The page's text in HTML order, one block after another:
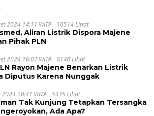
2024 14:11 WITA 10514 Lihat
Aliran Listrik Dispora Majene
Pihak PLN
2024 16:07 WITA 8140 Lihat
Rayon Majene Benarkan Listrik
Diputus Karena Nunggak
20:41 WITA 5335 Lihat
Tak Kunjung Tetapkan Tersangka
Ada Apa?